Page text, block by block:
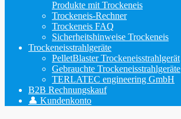
Produkte mit Trockeneis
Trockeneis-Rechner
Trockeneis FAQ
Sicherheitshinweise Trockeneis
Trockeneisstrahlgeräte
PelletBlaster Trockeneisstrahlgerät
Gebrauchte Trockeneisstrahlgeräte
TERLATEC engineering GmbH
B2B Rechnungskauf
👤 Kundenkonto